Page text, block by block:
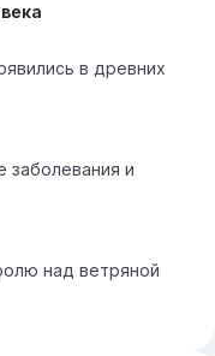
в древних
заболевания и
над ветряной